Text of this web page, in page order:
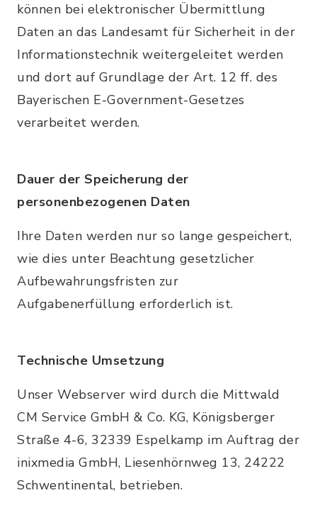
können bei elektronischer Übermittlung
Daten an das Landesamt für Sicherheit in der
Informationstechnik weitergeleitet werden
und dort auf Grundlage der Art. 12 ff. des
Bayerischen E-Government-Gesetzes
verarbeitet werden.
Dauer der Speicherung der
personenbezogenen Daten
Ihre Daten werden nur so lange gespeichert,
wie dies unter Beachtung gesetzlicher
Aufbewahrungsfristen zur
Aufgabenerfüllung erforderlich ist.
Technische Umsetzung
Unser Webserver wird durch die Mittwald
CM Service GmbH & Co. KG, Königsberger
Straße 4-6, 32339 Espelkamp im Auftrag der
inixmedia GmbH, Liesenhörnweg 13, 24222
Schwentinental, betrieben.